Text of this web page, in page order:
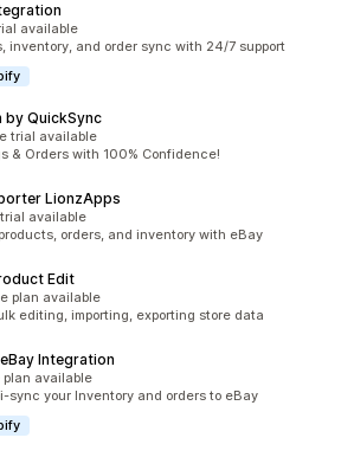
available
inventory, and order sync with 24/7 support
by QuickSync
trial available
& Orders with 100% Confidence!
LionzApps
available
orders, and inventory with eBay
Edit
plan available
editing, importing, exporting store data
Integration
plan available
sync your Inventory and orders to eBay